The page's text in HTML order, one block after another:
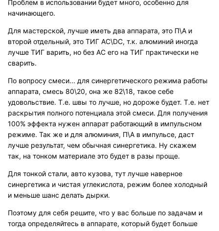
Проблем в использовании будет много, особенно для
начинающего.
Для мастерской, лучше иметь два аппарата, это П\А и
второй отдельный, это ТИГ AC\DC, т.к. алюминий иногда
лучше ТИГ варить, но без АС его на ТИГ практически не
сварить.
По вопросу смеси... для синергетического режима работы
аппарата, смесь 80\20, она же 82\18, такое себе
удовольствие. Т.е. швы то лучше, но дороже будет. Т.е. нет
раскрытия полного потенциала этой смеси. Для получения
100% эффекта нужен аппарат работающий в импульсном
режиме. Так же и для алюминия, П\А в импульсе, даст
лучше результат, чем обычная синергетика. Ну скажем
так, на тонком материале это будет в разы проще.
Для тонкой стали, авто кузова, тут лучше наверное
синергетика и чистая углекислота, режим более холодный
и меньше шанс делать дырки.
Поэтому для себя решите, что у вас больше по задачам и
тогда определяйтесь в аппарате, который будет больше